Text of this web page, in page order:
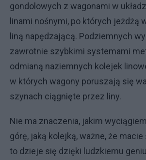
gondolowych z wagonami w
linami nośnymi, po których jeżdżą
liną napędzającą. Podziemnych
zawrotnie szybkimi systemami
odmianą naziemnych kolejek
w których wagony poruszają się
szynach ciągnięte przez liny.
Nie ma znaczenia, jakim
górę, jaką kolejką, ważne, że
to dzieje się dzięki ludzkiemu